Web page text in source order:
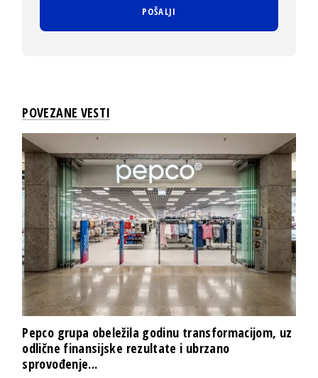
POVEZANE VESTI
Pepco grupa obeležila godinu transformacijom, uz
odlične finansijske rezultate i ubrzano
sprovođenje...